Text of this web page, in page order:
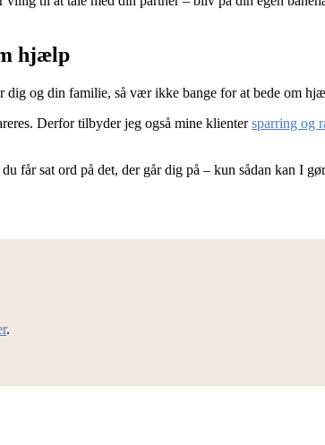
hjælp
dig og din familie, så vær ikke bange for at bede om
Derfor tilbyder jeg også mine klientersparring og
får sat ord på det, der går dig på – kun sådan kan I
.